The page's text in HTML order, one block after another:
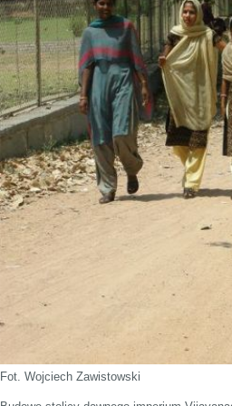
Fot. Wojciech Zawistowski